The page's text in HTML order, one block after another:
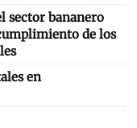
sector bananero
de los
en